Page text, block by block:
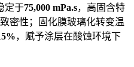
定于75,000 mPa.s，高固含特
密性；固化膜玻璃化转变温
，赋予涂层在酸蚀环境下